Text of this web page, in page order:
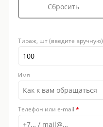
Сбросить
Тираж, шт (введите вручную)
Имя
Телефон или e-mail *